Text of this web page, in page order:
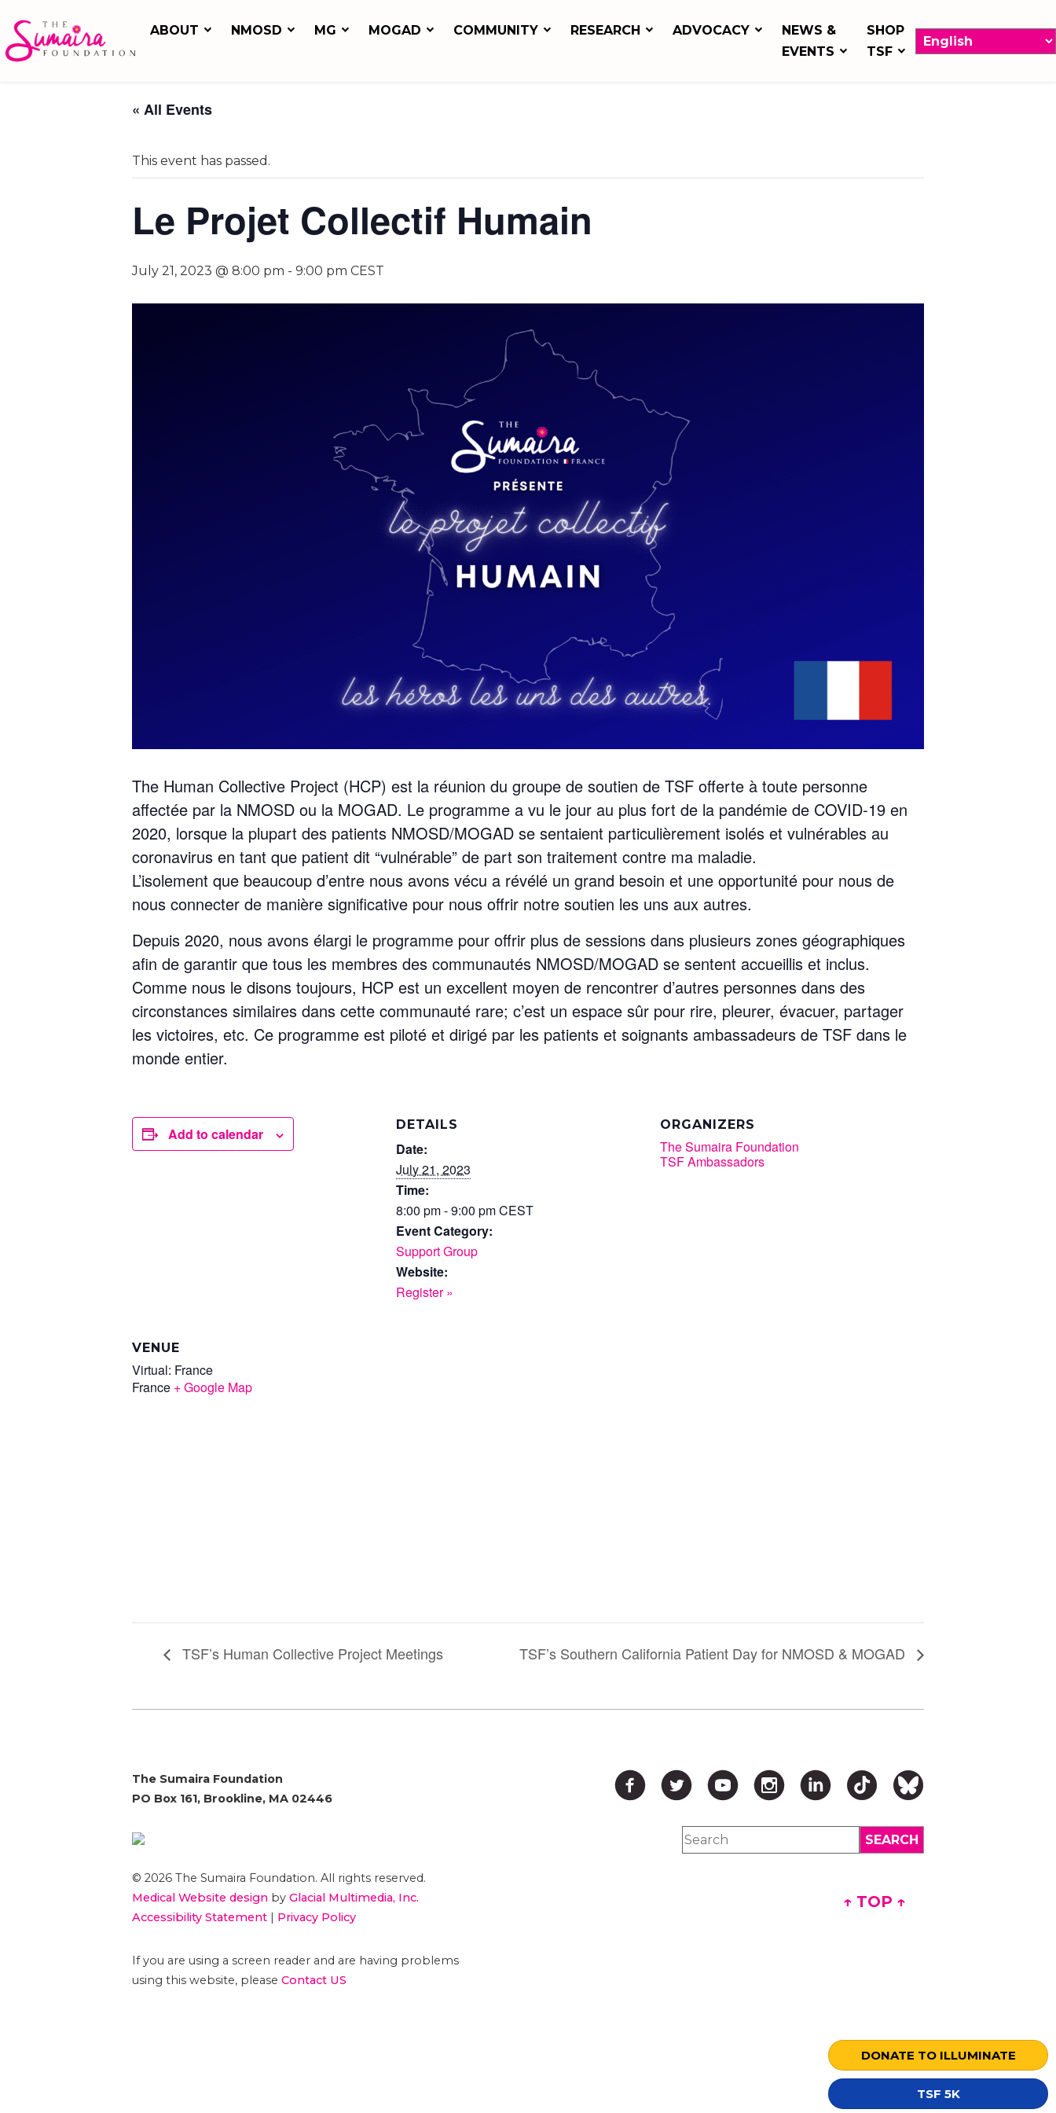
ABOUT NMOSD MG MOGAD COMMUNITY RESEARCH ADVOCACY
NEWS &
EVENTS
SHOP
TSF
DONATE TO ILLUMINATE
TSF 5K
« All Events
This event has passed.
Le Projet Collectif Humain
July 21, 2023 @ 8:00 pm - 9:00 pm CEST
The Human Collective Project (HCP) est la réunion du groupe de soutien de TSF offerte à toute personne
affectée par la NMOSD ou la MOGAD. Le programme a vu le jour au plus fort de la pandémie de COVID-19 en
2020, lorsque la plupart des patients NMOSD/MOGAD se sentaient particulièrement isolés et vulnérables au
coronavirus en tant que patient dit “vulnérable” de part son traitement contre ma maladie.
L’isolement que beaucoup d’entre nous avons vécu a révélé un grand besoin et une opportunité pour nous de
nous connecter de manière significative pour nous offrir notre soutien les uns aux autres.
Depuis 2020, nous avons élargi le programme pour offrir plus de sessions dans plusieurs zones géographiques
afin de garantir que tous les membres des communautés NMOSD/MOGAD se sentent accueillis et inclus.
Comme nous le disons toujours, HCP est un excellent moyen de rencontrer d’autres personnes dans des
circonstances similaires dans cette communauté rare; c’est un espace sûr pour rire, pleurer, évacuer, partager
les victoires, etc. Ce programme est piloté et dirigé par les patients et soignants ambassadeurs de TSF dans le
monde entier.
Add to calendar
DETAILS
Date:
July 21, 2023
Time:
8:00 pm - 9:00 pmCEST
Event Category:
Support Group
Website:
Register »
ORGANIZERS
The Sumaira Foundation
TSF Ambassadors
VENUE
Virtual: France
France + Google Map
TSF’s Human Collective Project Meetings TSF’s Southern California Patient Day for NMOSD & MOGAD
The Sumaira Foundation
PO Box 161, Brookline, MA 02446
© 2026 The Sumaira Foundation. All rights reserved.
Medical Website design by Glacial Multimedia, Inc.
Accessibility Statement
Privacy Policy
If you are using a screen reader and are having problems
using this website, please Contact US
↑ TOP ↑